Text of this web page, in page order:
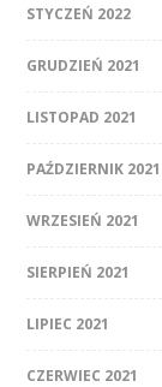
STYCZEŃ 2022
GRUDZIEŃ 2021
LISTOPAD 2021
PAŹDZIERNIK 2021
WRZESIEŃ 2021
SIERPIEŃ 2021
LIPIEC 2021
CZERWIEC 2021